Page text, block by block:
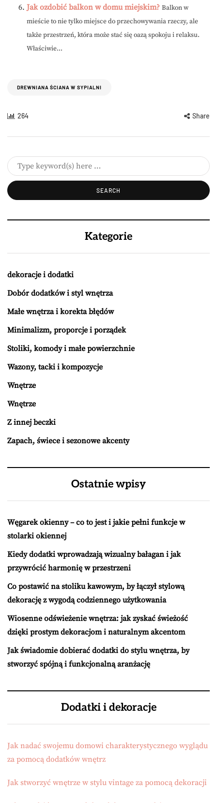
Jak ozdobić balkon w domu miejskim? Balkon w
mieście to nie tylko miejsce do przechowywania rzeczy, ale
także przestrzeń, która może stać się oazą spokoju i relaksu.
Właściwie...
DREWNIANA ŚCIANA W SYPIALNI
264 Share
Kategorie
dekoracje i dodatki
Dobór dodatków i styl wnętrza
Małe wnętrza i korekta błędów
Minimalizm, proporcje i porządek
Stoliki, komody i małe powierzchnie
Wazony, tacki i kompozycje
Wnętrze
Wnętrze
Z innej beczki
Zapach, świece i sezonowe akcenty
Ostatnie wpisy
Węgarek okienny – co to jest i jakie pełni funkcje w
stolarki okiennej
Kiedy dodatki wprowadzają wizualny bałagan i jak
przywrócić harmonię w przestrzeni
Co postawić na stoliku kawowym, by łączył stylową
dekorację z wygodą codziennego użytkowania
Wiosenne odświeżenie wnętrza: jak zyskać świeżość
dzięki prostym dekoracjom i naturalnym akcentom
Jak świadomie dobierać dodatki do stylu wnętrza, by
stworzyć spójną i funkcjonalną aranżację
Dodatki i dekoracje
Jak nadać swojemu domowi charakterystycznego wyglądu
za pomocą dodatków wnętrz
Jak stworzyć wnętrze w stylu vintage za pomocą dekoracji